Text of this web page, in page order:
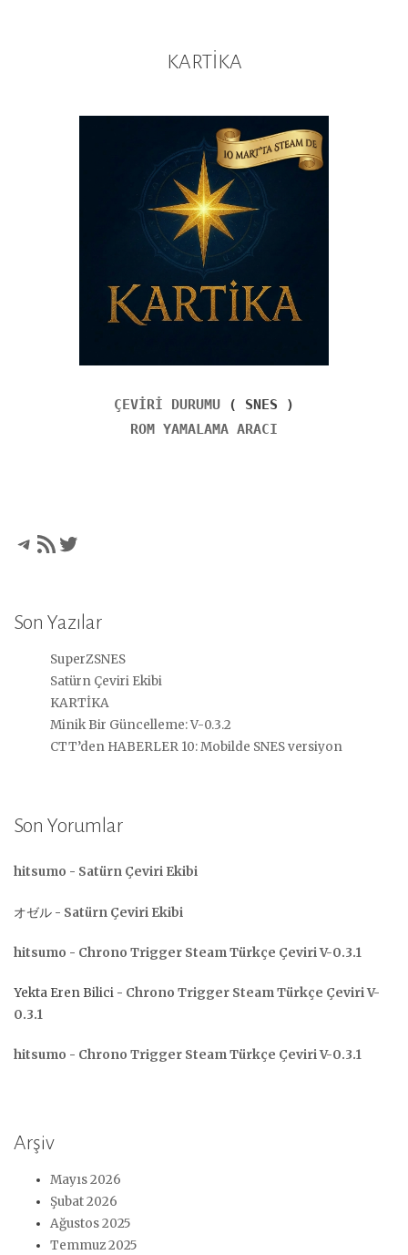
KARTİKA
ÇEVİRİ DURUMU ( SNES )
ROM YAMALAMA ARACI
Telegram
RSS akışıTwitter
Son Yazılar
SuperZSNES
Satürn Çeviri Ekibi
KARTİKA
Minik Bir Güncelleme: V-0.3.2
CTT’den HABERLER 10: Mobilde SNES versiyon
Son Yorumlar
hitsumo - Satürn Çeviri Ekibi
オゼル - Satürn Çeviri Ekibi
hitsumo - Chrono Trigger Steam Türkçe Çeviri V-0.3.1
Yekta Eren Bilici - Chrono Trigger Steam Türkçe Çeviri V-
0.3.1
hitsumo - Chrono Trigger Steam Türkçe Çeviri V-0.3.1
Arşiv
Mayıs 2026
Şubat 2026
Ağustos 2025
Temmuz 2025